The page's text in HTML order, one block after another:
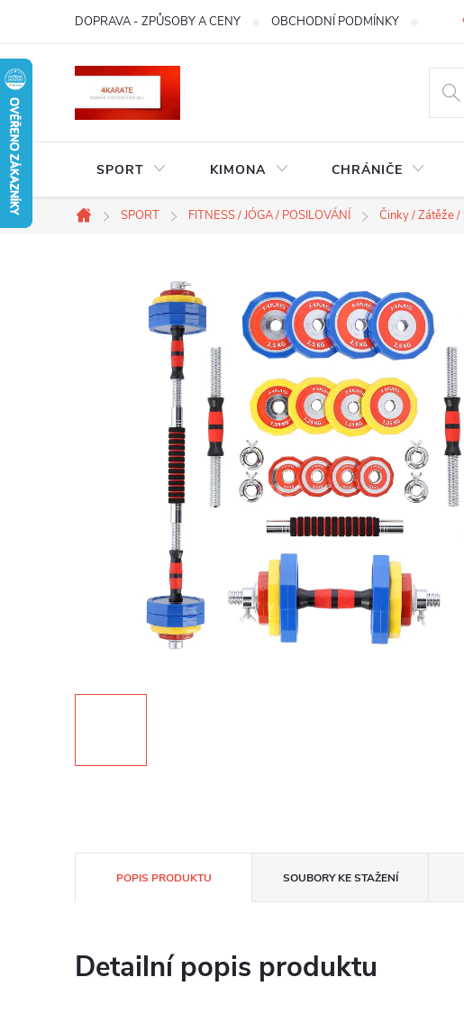
obsah
DOPRAVA - ZPŮSOBY A CENY OBCHODNÍ PODMÍNKY
SPORT KIMONA CHRÁNIČE
Domů
SPORT FITNESS / JÓGA / POSILOVÁNÍ Činky / Zátěže /
POPIS PRODUKTU SOUBORY KE STAŽENÍ
Detailní popis produktu